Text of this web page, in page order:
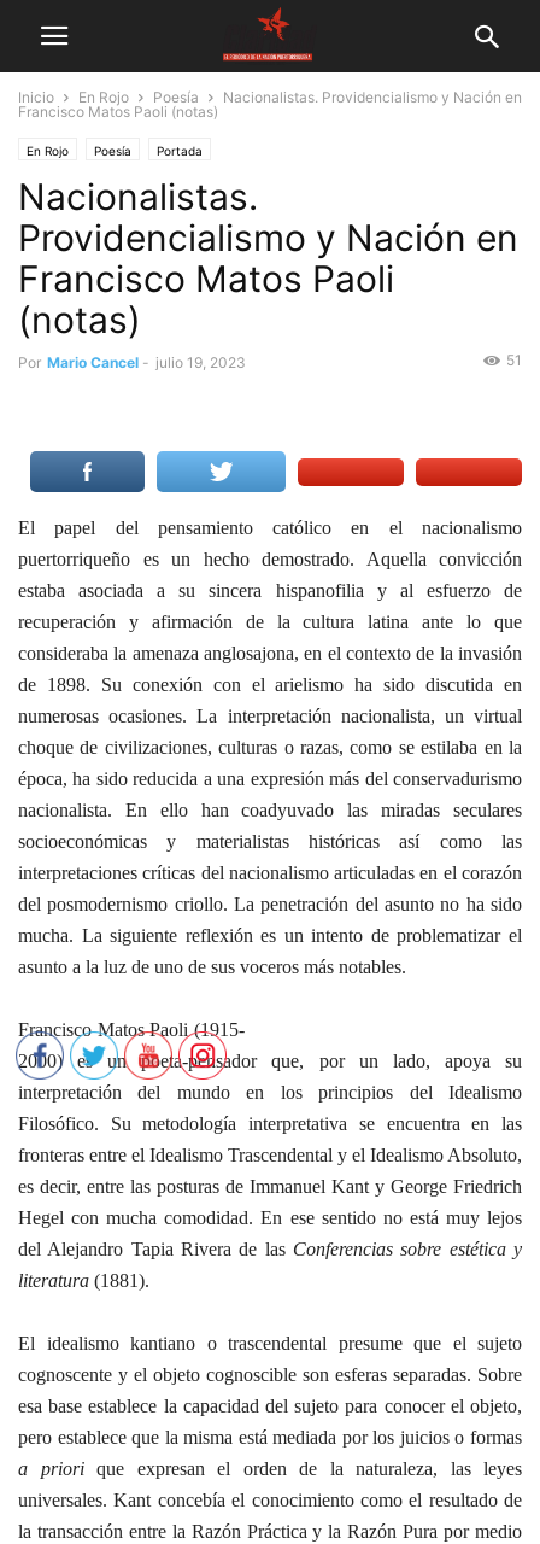
Inicio En Rojo Poesía
Nacionalistas. Providencialismo y Nación en
Francisco Matos Paoli (notas)
En Rojo Poesía Portada
Nacionalistas.
Providencialismo y Nación en
Francisco Matos Paoli
(notas)
Por Mario Cancel - julio 19, 2023 51
El papel del pensamiento católico en el nacionalismo
puertorriqueño es un hecho demostrado. Aquella convicción
estaba asociada a su sincera hispanofilia y al esfuerzo de
recuperación y afirmación de la cultura latina ante lo que
consideraba la amenaza anglosajona, en el contexto de la invasión
de 1898. Su conexión con el arielismo ha sido discutida en
numerosas ocasiones. La interpretación nacionalista, un virtual
choque de civilizaciones, culturas o razas, como se estilaba en la
época, ha sido reducida a una expresión más del conservadurismo
nacionalista. En ello han coadyuvado las miradas seculares
socioeconómicas y materialistas históricas así como las
interpretaciones críticas del nacionalismo articuladas en el corazón
del posmodernismo criollo. La penetración del asunto no ha sido
mucha. La siguiente reflexión es un intento de problematizar el
asunto a la luz de uno de sus voceros más notables.
Francisco Matos Paoli (1915-
2000) es un poeta-pensador que, por un lado, apoya su
interpretación del mundo en los principios del Idealismo
Filosófico. Su metodología interpretativa se encuentra en las
fronteras entre el Idealismo Trascendental y el Idealismo Absoluto,
es decir, entre las posturas de Immanuel Kant y George Friedrich
Hegel con mucha comodidad. En ese sentido no está muy lejos
del Alejandro Tapia Rivera de las Conferencias sobre estética y
literatura (1881).
El idealismo kantiano o trascendental presume que el sujeto
cognoscente y el objeto cognoscible son esferas separadas. Sobre
esa base establece la capacidad del sujeto para conocer el objeto,
pero establece que la misma está mediada por los juicios o formas
a priorique expresan el orden de la naturaleza, las leyes
universales. Kant concebía el conocimiento como el resultado de
la transacción entre la Razón Práctica y la Razón Pura por medio